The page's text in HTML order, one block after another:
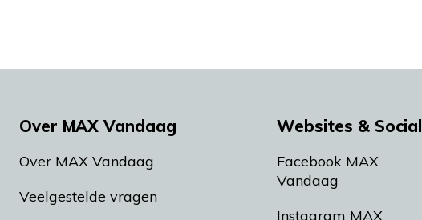
Over MAX Vandaag
Over MAX Vandaag
Veelgestelde vragen
Websites & Social
Facebook MAX
Vandaag
Instagram MAX